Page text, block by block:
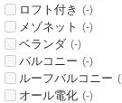
ロフト付き (-)
メゾネット (-)
ベランダ (-)
バルコニー (-)
ルーフバルコニー
オール電化 (-)